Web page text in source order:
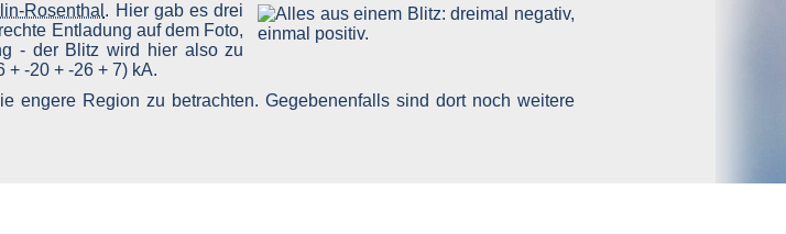
Rosenthal . Hier gab es drei
Entladung auf dem Foto,
- der Blitz wird hier also zu
-20 + -26 + 7) kA.
engere Region zu betrachten. Gegebenenfalls sind dort noch weitere